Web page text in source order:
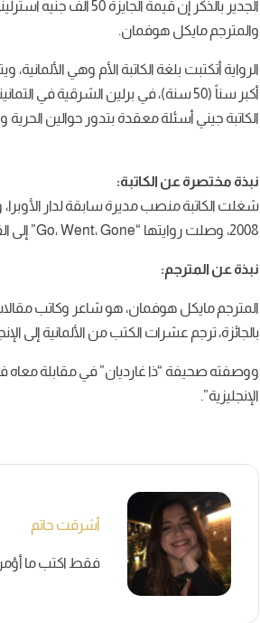
والمترجم مايكل هوفمان.
أكبر سناً (50 سنة)، في برلين الشرقية
الكاتبة جيني أسئلة معقدة بتدور حوالين الحرية
نبذة مختصرة عن الكاتبة:
شغلت الكاتبة منصب مديرة سابقة لدار
2008، وصلت روايتها “Go، Went، Gone” إلى القائمة المختصرة لجائزة بوكر العالمية لسنة 2018.
نبذة عن المترجم:
المترجم مايكل هوفمان، هو شاعر وكاتب
بالجائزة، ترجم عشرات الكتب من الألمانية إلى
الإنجليزية”.
أشرقت حاتم
فقط اكتب ما